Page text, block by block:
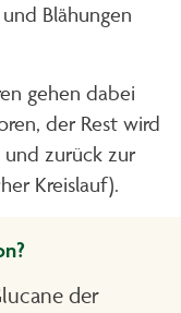
Blähungen
gehen dabei
der Rest wird
und zurück zur
Kreislauf).
der